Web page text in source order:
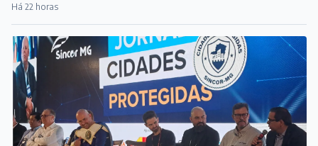
Há 22 horas